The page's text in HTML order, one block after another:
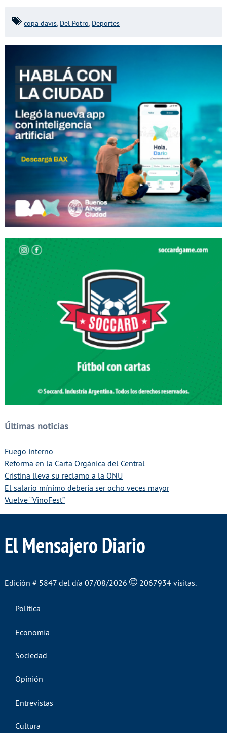
copa davis, Del Potro, Deportes
Últimas noticias
Fuego interno
Reforma en la Carta Orgánica del Central
Cristina lleva su reclamo a la ONU
El salario mínimo debería ser ocho veces mayor
Vuelve “VinoFest”
El Mensajero Diario
Edición # 5847 del día 07/08/2026 2067934 visitas.
Política
Economía
Sociedad
Opinión
Entrevistas
Cultura